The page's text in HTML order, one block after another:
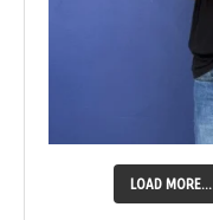
LOAD MORE...